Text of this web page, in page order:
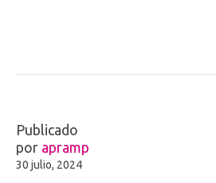
Publicado
por apramp
30 julio, 2024